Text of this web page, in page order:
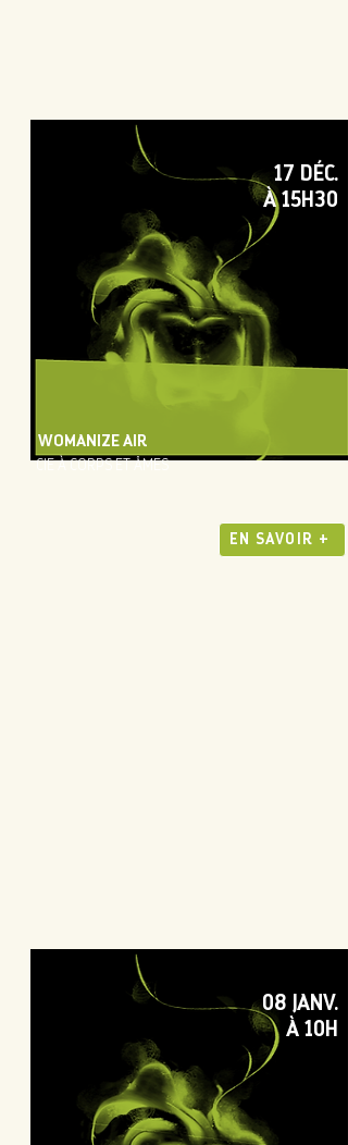
17 DÉC.
À 15H30
WOMANIZE AIR
EN SAVOIR +
08 JANV.
À 10H